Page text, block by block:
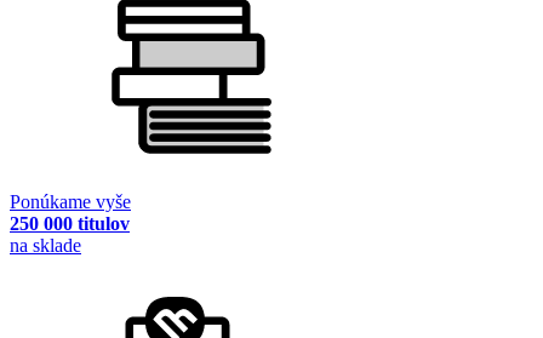
Ponúkame vyše
250 000 titulov
na sklade